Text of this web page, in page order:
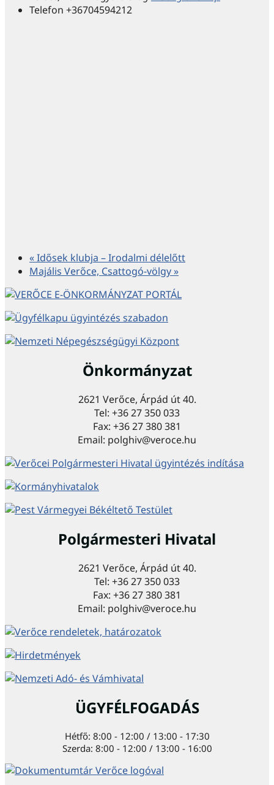
Telefon +36704594212
«Idősek klubja – Irodalmi délelőtt
Majális Verőce, Csattogó-völgy»
Önkormányzat
2621 Verőce, Árpád út 40.
Tel: +36 27 350 033
Fax: +36 27 380 381
Email: polghiv@veroce.hu
Polgármesteri Hivatal
2621 Verőce, Árpád út 40.
Tel: +36 27 350 033
Fax: +36 27 380 381
Email: polghiv@veroce.hu
ÜGYFÉLFOGADÁS
Hétfő: 8:00 - 12:00 / 13:00 - 17:30
Szerda: 8:00 - 12:00 / 13:00 - 16:00